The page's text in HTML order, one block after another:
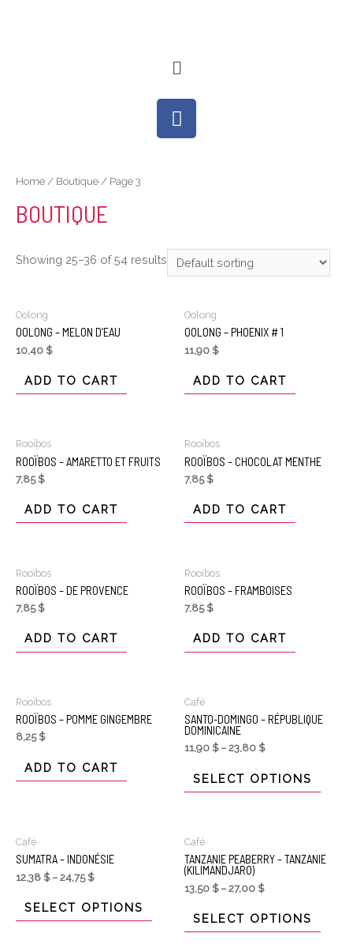
Home/ Boutique/ Page 3
BOUTIQUE
Showing 25–36 of 54 results
Oolong
OOLONG – MELON D’EAU
10,40 $
ADD TO CART
Oolong
OOLONG – PHOENIX # 1
11,90 $
ADD TO CART
Rooïbos
ROOÏBOS – AMARETTO ET FRUITS
7,85$
ADD TO CART
Rooïbos
ROOÏBOS – CHOCOLAT MENTHE
7,85$
ADD TO CART
Rooïbos
ROOÏBOS – DE PROVENCE
7,85$
ADD TO CART
Rooïbos
ROOÏBOS – FRAMBOISES
7,85$
ADD TO CART
Rooïbos
ROOÏBOS – POMME GINGEMBRE
8,25$
ADD TO CART
Café
SANTO-DOMINGO – RÉPUBLIQUE
DOMINICAINE
11,90 $– 23,80 $
SELECT OPTIONS
Café
SUMATRA – INDONÉSIE
12,38 $– 24,75$
SELECT OPTIONS
Café
TANZANIE PEABERRY – TANZANIE
(KILIMANDJARO)
13,50 $– 27,00 $
SELECT OPTIONS